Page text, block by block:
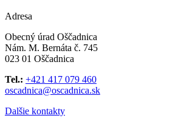
Adresa
Obecný úrad Oščadnica
Nám. M. Bernáta č. 745
023 01 Oščadnica
Tel.: +421 417 079 460
oscadnica@oscadnica.sk
Dalšie kontakty